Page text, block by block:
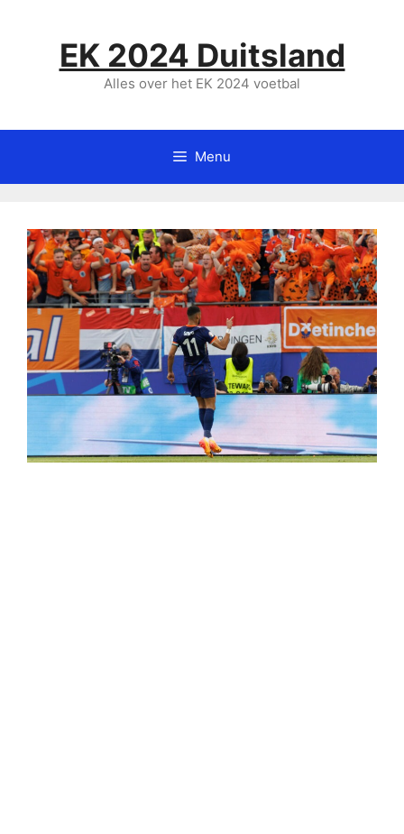
EK 2024 Duitsland
Alles over het EK 2024 voetbal
Menu